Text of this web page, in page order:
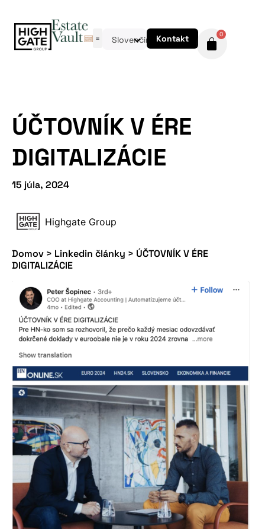
Slovenčina Kontakt 0
ÚČTOVNÍK V ÉRE
DIGITALIZÁCIE
15 júla, 2024
Highgate Group
Domov > Linkedin články > ÚČTOVNÍK V ÉRE
DIGITALIZÁCIE